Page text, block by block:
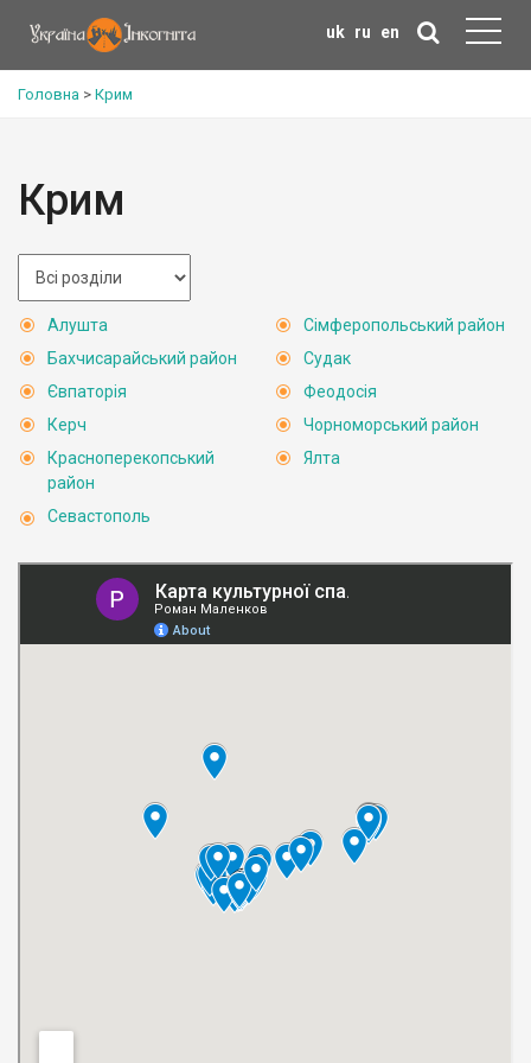
uk ru en
Головна > Крим
Крим
Алушта
Бахчисарайський район
Євпаторія
Керч
Красноперекопський
район
Севастополь
Сімферопольський район
Судак
Феодосія
Чорноморський район
Ялта